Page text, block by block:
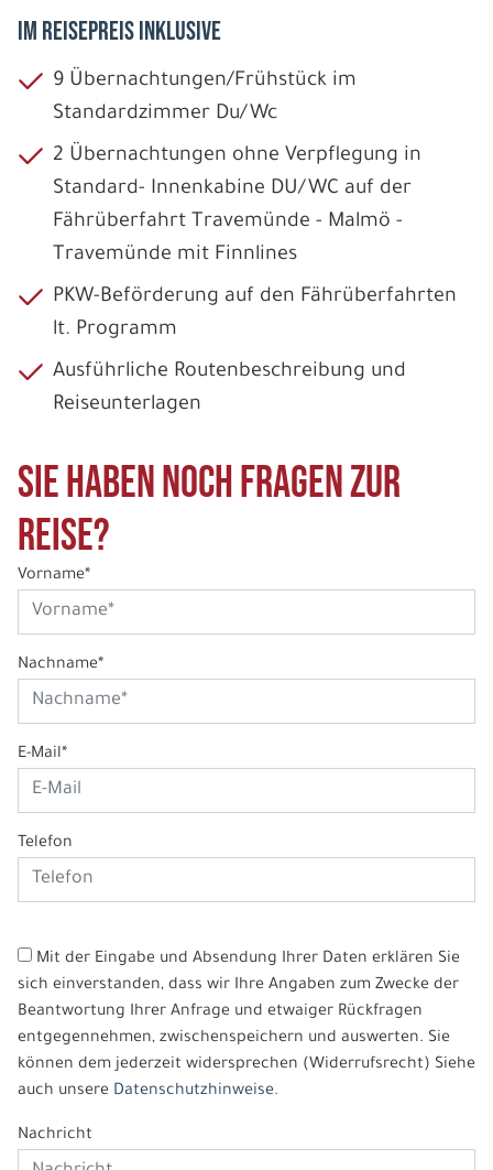
IM REISEPREIS INKLUSIVE
9 Übernachtungen/Frühstück im
Standardzimmer Du/Wc
2 Übernachtungen ohne Verpflegung in
Standard- Innenkabine DU/WC auf der
Fährüberfahrt Travemünde - Malmö -
Travemünde mit Finnlines
PKW-Beförderung auf den Fährüberfahrten
lt. Programm
Ausführliche Routenbeschreibung und
Reiseunterlagen
Sie haben noch Fragen zur
Reise?
Vorname*
Nachname*
E-Mail*
Telefon
Mit der Eingabe und Absendung Ihrer Daten erklären Sie
sich einverstanden, dass wir Ihre Angaben zum Zwecke der
Beantwortung Ihrer Anfrage und etwaiger Rückfragen
entgegennehmen, zwischenspeichern und auswerten. Sie
können dem jederzeit widersprechen (Widerrufsrecht) Siehe
auch unsere Datenschutzhinweise.
Nachricht